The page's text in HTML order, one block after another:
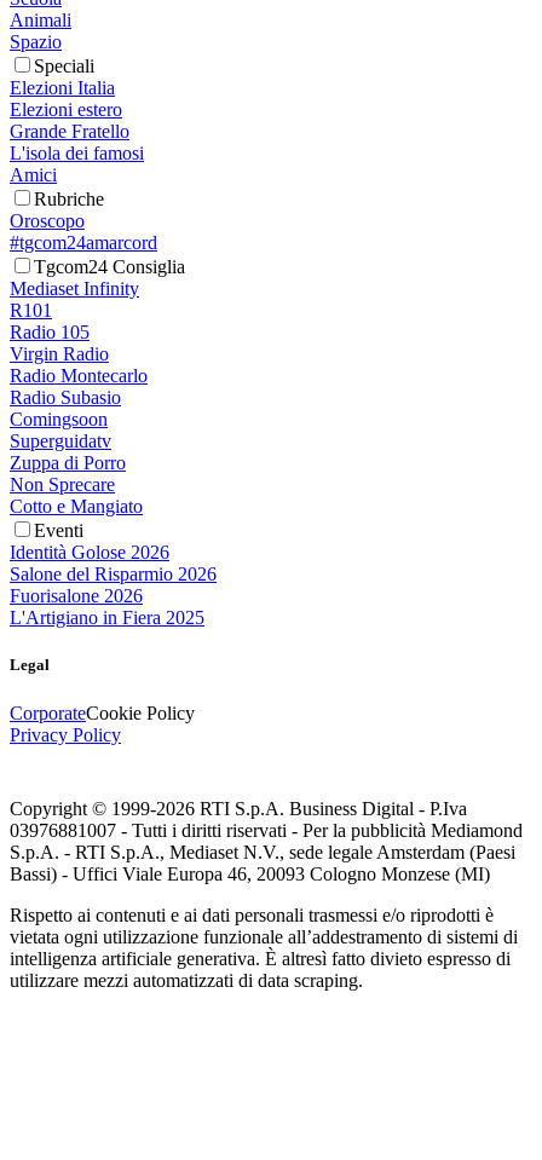
Animali
Spazio
Speciali
Elezioni Italia
Elezioni estero
Grande Fratello
L'isola dei famosi
Amici
Rubriche
Oroscopo
#tgcom24amarcord
Tgcom24 Consiglia
Mediaset Infinity
R101
Radio 105
Virgin Radio
Radio Montecarlo
Radio Subasio
Comingsoon
Superguidatv
Zuppa di Porro
Non Sprecare
Cotto e Mangiato
Eventi
Identità Golose 2026
Salone del Risparmio 2026
Fuorisalone 2026
L'Artigiano in Fiera 2025
Legal
CorporateCookie Policy
Privacy Policy
Copyright © 1999-2026 RTI S.p.A. Business Digital - P.Iva
03976881007 - Tutti i diritti riservati - Per la pubblicità Mediamond
S.p.A. - RTI S.p.A., Mediaset N.V., sede legale Amsterdam (Paesi
Bassi) - Uffici Viale Europa 46, 20093 Cologno Monzese (MI)
Rispetto ai contenuti e ai dati personali trasmessi e/o riprodotti è
vietata ogni utilizzazione funzionale all’addestramento di sistemi di
intelligenza artificiale generativa. È altresì fatto divieto espresso di
utilizzare mezzi automatizzati di data scraping.